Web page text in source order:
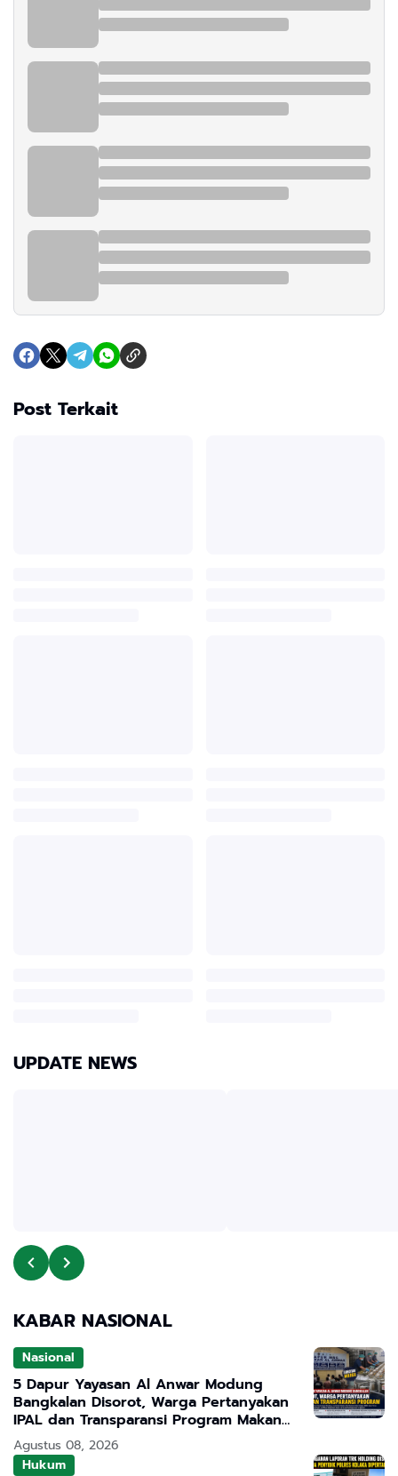
Post Terkait
UPDATE NEWS
KABAR NASIONAL
Nasional
5 Dapur Yayasan Al Anwar Modung
Bangkalan Disorot, Warga Pertanyakan
IPAL dan Transparansi Program Makan
Bergizi Gratis
Agustus 08, 2026
Hukum